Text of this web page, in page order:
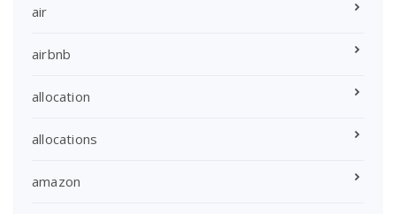
air
airbnb
allocation
allocations
amazon